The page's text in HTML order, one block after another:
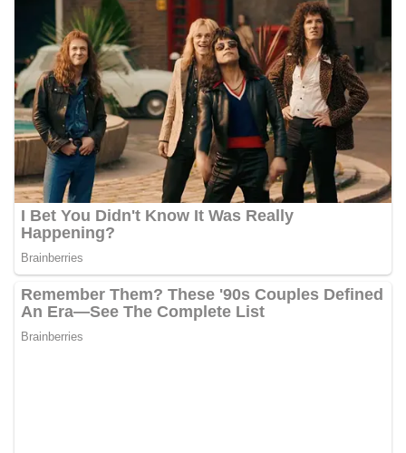
diharapkan dapat semakin mempererat
hubungan kemitraan antara Polri dan
masyarakat, sekaligus membangun kesadaran
kolektif warga akan pentingnya menjaga
keamanan, ketertiban, dan kekompakan
lingkungan, khususnya dalam menyambut
momentum bersejarah HUT Kemerdekaan
Republik Indonesia.‎Kegiatan sambang ini
rencananya akan terus dilaksanakan secara rutin
oleh Bhabinkamtibmas di wilayah Kelurahan
Sunggal sebagai bagian dari upaya menciptakan
situasi Kamtibmas yang aman dan kondusif,
sekaligus menumbuhkan semangat nasionalisme
warga dalam menyambut Hari Kemerdekaan RI.
Percepat Penanganan Infrastruktur Kota Medan,
Dinas SDABMBK Perkuat Sinergi dengan
Kecamatan